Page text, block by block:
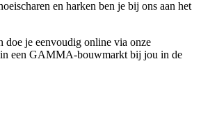
en harken ben je bij ons aan het
doe je eenvoudig online via onze
een GAMMA-bouwmarkt bij jou in de